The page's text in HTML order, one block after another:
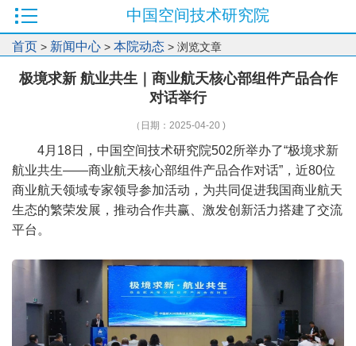
中国空间技术研究院
首页 > 新闻中心 > 本院动态 > 浏览文章
极境求新 航业共生｜商业航天核心部组件产品合作
对话举行
（日期：2025-04-20 )
4月18日，中国空间技术研究院502所举办了“极境求新
航业共生——商业航天核心部组件产品合作对话”，近80位
商业航天领域专家领导参加活动，为共同促进我国商业航天
生态的繁荣发展，推动合作共赢、激发创新活力搭建了交流
平台。